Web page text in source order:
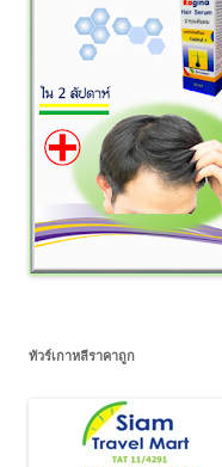
ทัวร์เกาหลีราคาถูก